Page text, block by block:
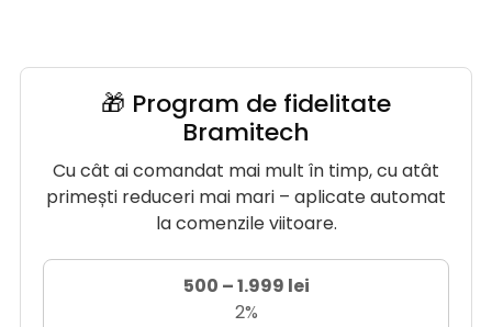
🎁 Program de fidelitate
Bramitech
Cu cât ai comandat mai mult în timp, cu atât
primești reduceri mai mari – aplicate automat
la comenzile viitoare.
500 – 1.999 lei
2%